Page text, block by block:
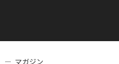
マガジン